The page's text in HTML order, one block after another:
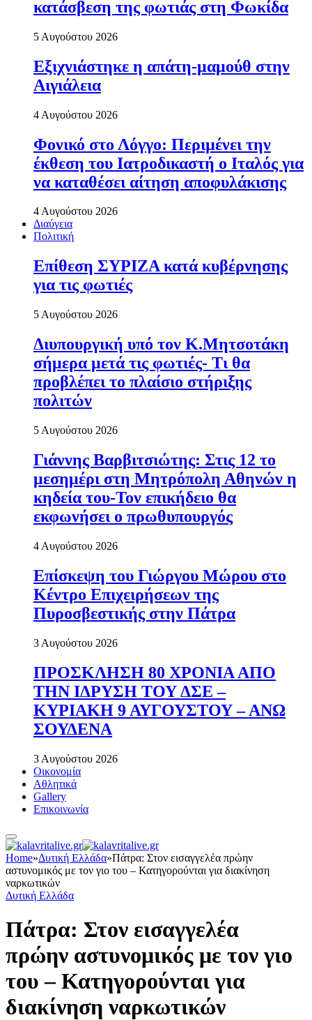
κατάσβεση της φωτιάς στη Φωκίδα
5 Αυγούστου 2026
Εξιχνιάστηκε η απάτη-μαμούθ στην
Αιγιάλεια
4 Αυγούστου 2026
Φονικό στο Λόγγο: Περιµένει την
έκθεση του Ιατροδικαστή ο Ιταλός για
να καταθέσει αίτηση αποφυλάκισης
4 Αυγούστου 2026
Διαύγεια
Πολιτική
Επίθεση ΣΥΡΙΖΑ κατά κυβέρνησης
για τις φωτιές
5 Αυγούστου 2026
Διυπουργική υπό τον Κ.Μητσοτάκη
σήμερα μετά τις φωτιές- Τι θα
προβλέπει το πλαίσιο στήριξης
πολιτών
5 Αυγούστου 2026
Γιάννης Βαρβιτσιώτης: Στις 12 το
μεσημέρι στη Μητρόπολη Αθηνών η
κηδεία του-Τον επικήδειο θα
εκφωνήσει ο πρωθυπουργός
4 Αυγούστου 2026
Επίσκεψη του Γιώργου Μώρου στο
Κέντρο Επιχειρήσεων της
Πυροσβεστικής στην Πάτρα
3 Αυγούστου 2026
ΠΡΟΣΚΛΗΣΗ 80 ΧΡΟΝΙΑ ΑΠΟ
ΤΗΝ ΙΔΡΥΣΗ ΤΟΥ ΔΣΕ –
ΚΥΡΙΑΚΗ 9 ΑΥΓΟΥΣΤΟΥ – ΑΝΩ
ΣΟΥΔΕΝΑ
3 Αυγούστου 2026
Οικονομία
Αθλητικά
Gallery
Επικοινωνία
Home»Δυτική Ελλάδα»Πάτρα: Στον εισαγγελέα πρώην
αστυνομικός με τον γιο του – Κατηγορούνται για διακίνηση
ναρκωτικών
Δυτική Ελλάδα
Πάτρα: Στον εισαγγελέα
πρώην αστυνομικός με τον γιο
του – Κατηγορούνται για
διακίνηση ναρκωτικών